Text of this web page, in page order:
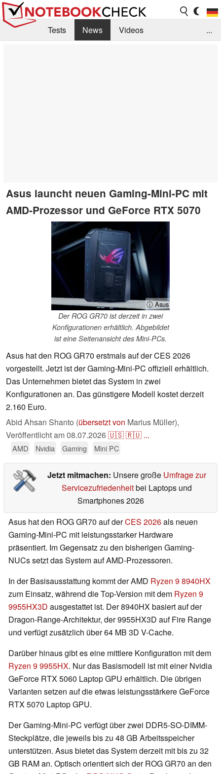
Tests News
Videos
...
Asus launcht neuen Gaming-Mini-PC mit
AMD-Prozessor und GeForce RTX 5070
ⓘ Asus
Der ROG GR70 ist derzeit in zwei
Konfigurationen erhältlich. Abgebildet
ist eine Seitenansicht des Mini-PCs.
Asus hat den ROG GR70 erstmals auf der CES 2026
vorgestellt. Jetzt ist der Gaming-Mini-PC offiziell erhältlich.
Das Unternehmen bietet das System in zwei
Konfigurationen an. Das günstigere Modell kostet derzeit
2.160 Euro.
Abid Ahsan Shanto (übersetzt von Marius Müller),
Veröffentlicht am08.07.2026🇺🇸🇷🇺 ...
AMD Nvidia Gaming Mini PC
Jetzt mitmachen: Unsere große Umfrage zur
Servicezufriedenheitbei Laptops und
Smartphones 2026
Asus hat den ROG GR70 auf derCES 2026als neuen
Gaming-Mini-PC mit leistungsstarker Hardware
präsentiert. Im Gegensatz zu den bisherigen Gaming-
NUCs setzt das System auf AMD-Prozessoren.
In der Basisausstattung kommt der AMD Ryzen 9 8940HX
zum Einsatz, während die Top-Version mit dem Ryzen 9
9955HX3D ausgestattet ist. Der 8940HX basiert auf der
Dragon-Range-Architektur, der 9955HX3D auf Fire Range
und verfügt zusätzlich über 64 MB 3D V-Cache.
Darüber hinaus gibt es eine mittlere Konfiguration mit dem
Ryzen 9 9955HX. Nur das Basismodell ist mit einer Nvidia
GeForce RTX 5060 Laptop GPU erhältlich. Die übrigen
Varianten setzen auf die etwas leistungsstärkere GeForce
RTX 5070 Laptop GPU.
Der Gaming-Mini-PC verfügt über zwei DDR5-SO-DIMM-
Steckplätze, die jeweils bis zu 48 GB Arbeitsspeicher
unterstützen. Asus bietet das System derzeit mit bis zu 32
GB RAM an. Optisch orientiert sich der ROG GR70 an den